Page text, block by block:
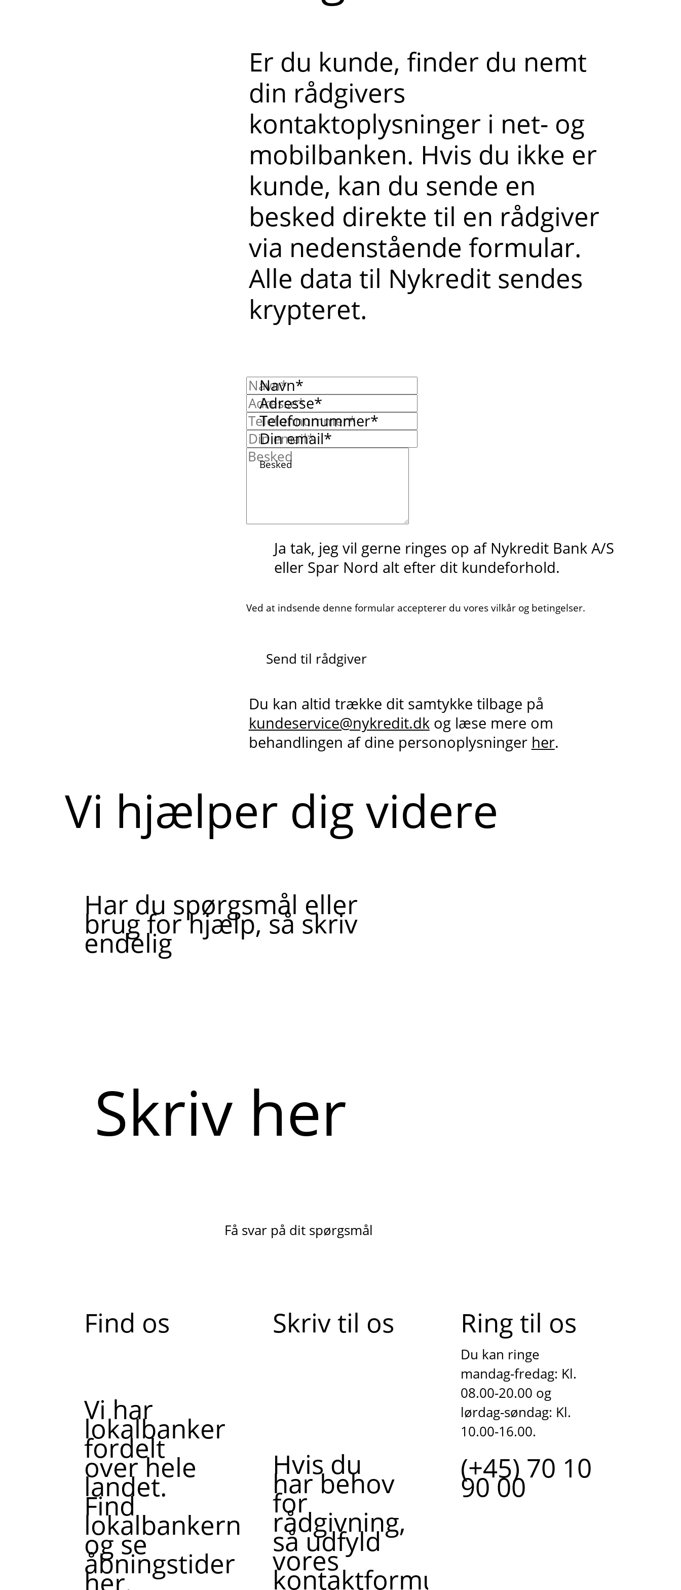
Er du kunde, finder du nemt
din rådgivers
kontaktoplysninger i net- og
mobilbanken. Hvis du ikke er
kunde, kan du sende en
besked direkte til en rådgiver
via nedenstående formular.
Alle data til Nykredit sendes
krypteret.
Navn*
Adresse*
Telefonnummer*
Din email*
Besked
Ja tak, jeg vil gerne ringes op af Nykredit Bank A/S
eller Spar Nord alt efter dit kundeforhold.
Ved at indsende denne formular accepterer du vores vilkår og betingelser.
Send til rådgiver
Du kan altid trække dit samtykke tilbage på
kundeservice@nykredit.dkog læse mere om
behandlingen af dine personoplysninger her.
Vi hjælper dig videre
Har du spørgsmål eller
brug for hjælp, så skriv
endelig
Få svar på dit spørgsmål
Find os
Vi har
lokalbanker
fordelt
over hele
landet.
Find
lokalbankerne,
og se
åbningstider
her.
Skriv til os
Hvis du
har behov
for
rådgivning,
så udfyld
vores
kontaktformular.
Ring til os
Du kan ringe
mandag-fredag: Kl.
08.00-20.00 og
lørdag-søndag: Kl.
10.00-16.00.
(+45) 70 10
90 00